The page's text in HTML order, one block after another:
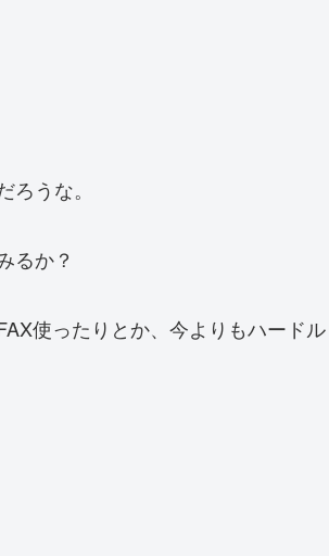
うな。
るか？
使ったりとか、今よりもハードル